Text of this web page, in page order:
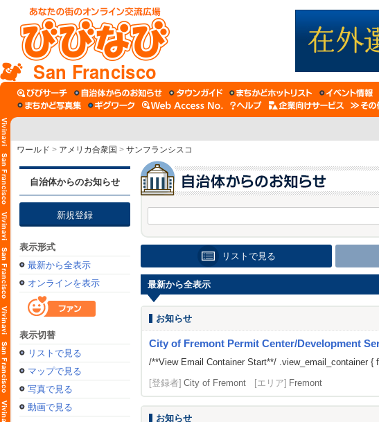
San Francisco
ワールド > アメリカ合衆国 > サンフランシスコ
自治体からのお知らせ
新規登録
表示形式
最新から全表示
オンラインを表示
表示切替
リストで見る
マップで見る
写真で見る
動画で見る
リストで見る
最新から全表示
お知らせ
City of Fremont Permit Center/Development
/**View Email Container Start**/ .view_email_container
[登録者] City of Fremont [エリア] Fremont
お知らせ